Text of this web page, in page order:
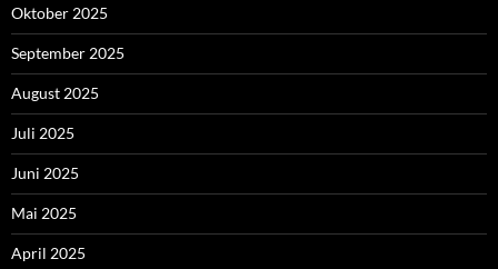
Oktober 2025
September 2025
August 2025
Juli 2025
Juni 2025
Mai 2025
April 2025